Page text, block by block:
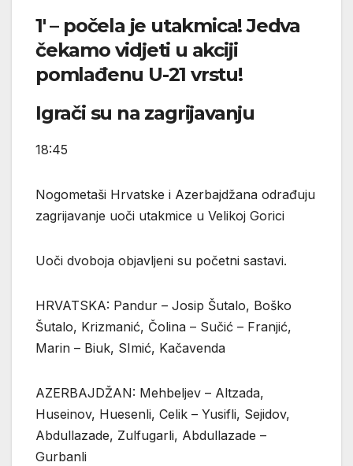
1′ – počela je utakmica! Jedva
čekamo vidjeti u akciji
pomlađenu U-21 vrstu!
Igrači su na zagrijavanju
18:45
Nogometaši Hrvatske i Azerbajdžana odrađuju
zagrijavanje uoči utakmice u Velikoj Gorici
Uoči dvoboja objavljeni su početni sastavi.
HRVATSKA: Pandur – Josip Šutalo, Boško
Šutalo, Krizmanić, Čolina – Sučić – Franjić,
Marin – Biuk, SImić, Kačavenda
AZERBAJDŽAN: Mehbeljev – Altzada,
Huseinov, Huesenli, Celik – Yusifli, Sejidov,
Abdullazade, Zulfugarli, Abdullazade –
Gurbanli